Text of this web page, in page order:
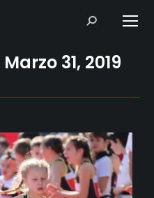
Search:
Marzo 31, 2019